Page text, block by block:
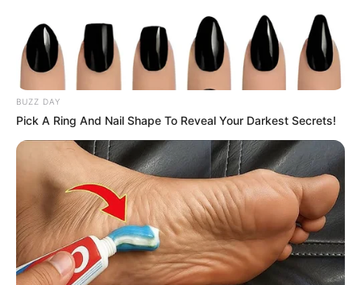
BUZZ DAY
Pick A Ring And Nail Shape To Reveal Your Darkest Secrets!